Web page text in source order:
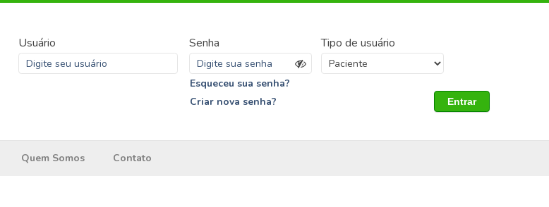
Usuário Senha
Esqueceu sua senha?
Criar nova senha?
Tipo de usuário
Entrar
Quem Somos Contato